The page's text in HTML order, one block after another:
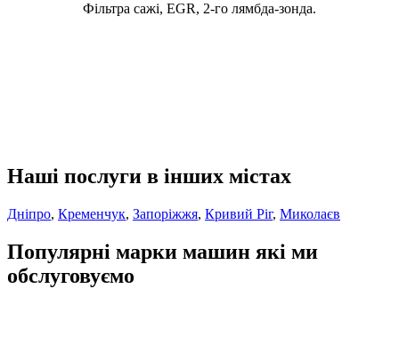
Фільтра сажі, EGR, 2-го лямбда-зонда.
Наші послуги в інших містах
Дніпро, Кременчук, Запоріжжя, Кривий Ріг, Миколаєв
Популярні марки машин які ми
обслуговуємо